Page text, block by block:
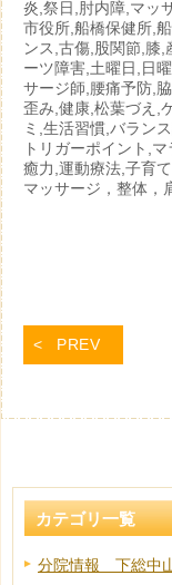
炎,祭日,肘内障,マッ
市役所,船橋保健所,
ンス,古傷,股関節,膝
ーツ障害,土曜日,日
サージ師,腰痛予防,
歪み,健康,松葉づえ,
ミ,生活習慣,バラン
トリガーポイント,
癒力,運動療法,子育
マッサージ，整体，
PREV
カテゴリ一覧
分院情報 下総中